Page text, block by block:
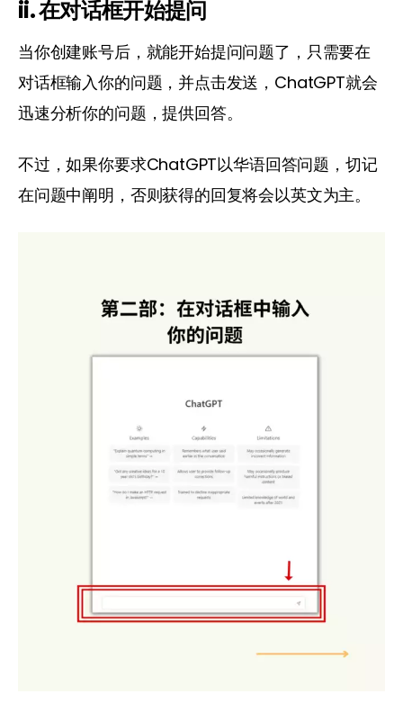
ii. 在对话框开始提问
当你创建账号后，就能开始提问问题了，只需要在
对话框输入你的问题，并点击发送，ChatGPT就会
迅速分析你的问题，提供回答。
不过，如果你要求ChatGPT以华语回答问题，切记
在问题中阐明，否则获得的回复将会以英文为主。